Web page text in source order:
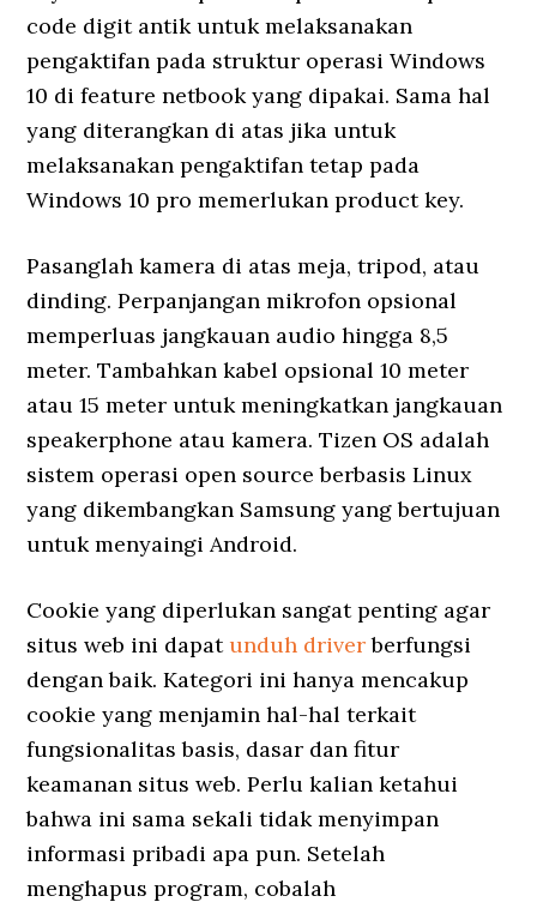
code digit antik untuk melaksanakan
pengaktifan pada struktur operasi Windows
10 di feature netbook yang dipakai. Sama hal
yang diterangkan di atas jika untuk
melaksanakan pengaktifan tetap pada
Windows 10 pro memerlukan product key.
Pasanglah kamera di atas meja, tripod, atau
dinding. Perpanjangan mikrofon opsional
memperluas jangkauan audio hingga 8,5
meter. Tambahkan kabel opsional 10 meter
atau 15 meter untuk meningkatkan jangkauan
speakerphone atau kamera. Tizen OS adalah
sistem operasi open source berbasis Linux
yang dikembangkan Samsung yang bertujuan
untuk menyaingi Android.
Cookie yang diperlukan sangat penting agar
situs web ini dapatunduh driverberfungsi
dengan baik. Kategori ini hanya mencakup
cookie yang menjamin hal-hal terkait
fungsionalitas basis, dasar dan fitur
keamanan situs web. Perlu kalian ketahui
bahwa ini sama sekali tidak menyimpan
informasi pribadi apa pun. Setelah
menghapus program, cobalah